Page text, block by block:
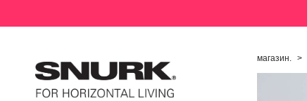
магазин. >